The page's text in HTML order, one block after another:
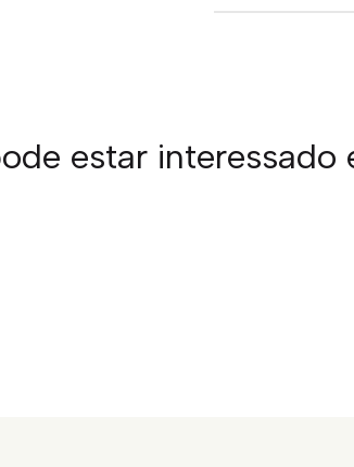
estar interessado